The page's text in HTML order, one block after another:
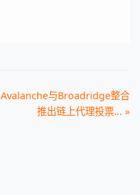
Avalanche与Broadridge整合
推出链上代理投票... »